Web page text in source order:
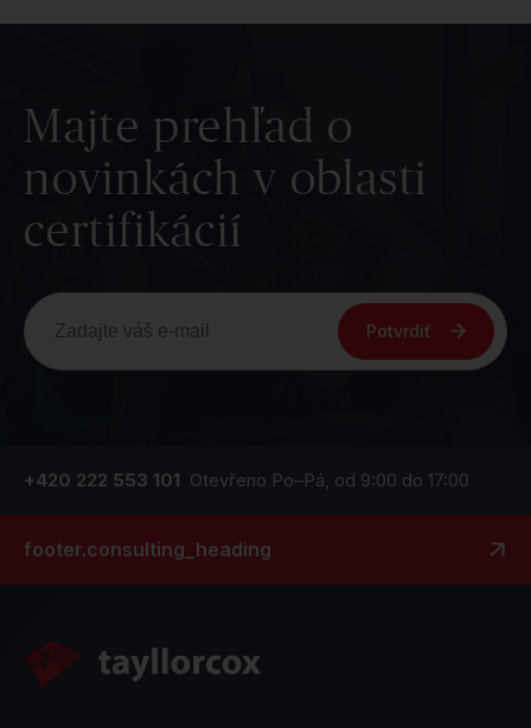
Majte prehľad o
novinkách v oblasti
certifikácií
Potvrdiť
+420 222 553 101 Otevřeno Po–Pá, od 9:00 do 17:00
footer.consulting_heading